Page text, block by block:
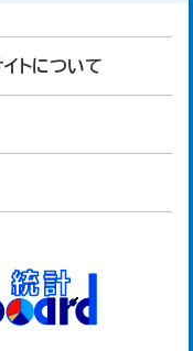
トについて
」を
現
維